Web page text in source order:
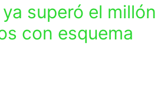
superó el millón
con esquema